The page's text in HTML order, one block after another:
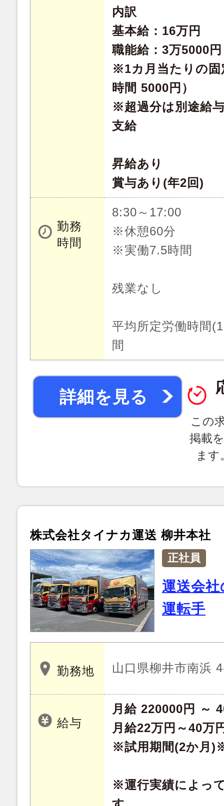
内訳
基本給：16万円
職能給：3万5000円
※1カ月当たりの固
時間 5000円）
※超過分は別途給
支給
昇給あり
賞与あり(年2回)
勤務
時間
8:30～17:00
※休憩60分
※実働7.5時間
残業なし
平均所定労働時間
間
詳細を見る
この
掲載
ま
株式会社タイナカ運送 柳井本社
正社員
運送会
運転手
勤務地 山口県柳井市南浜
給与
月給 220000円 ～
月給22万円～40万
※試用期間(2か月
※運行実績によっ